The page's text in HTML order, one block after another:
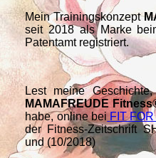
Mein Trainingskonzept
seit 2018 als Marke
Patentamt registriert.
Lest meine
MAMAFREUDE Fitness
habe, online bei FIT
der Fitness-Zeitschrift
und (10/2018)